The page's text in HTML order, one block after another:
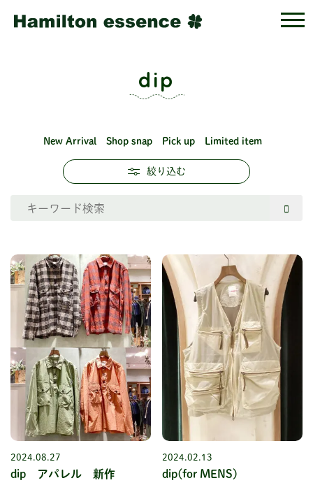
dip
New Arrival Shop snap Pick up Limited item
絞り込む
2024.08.27
dip アパレル 新作
2024.02.13
dip(for MENS)